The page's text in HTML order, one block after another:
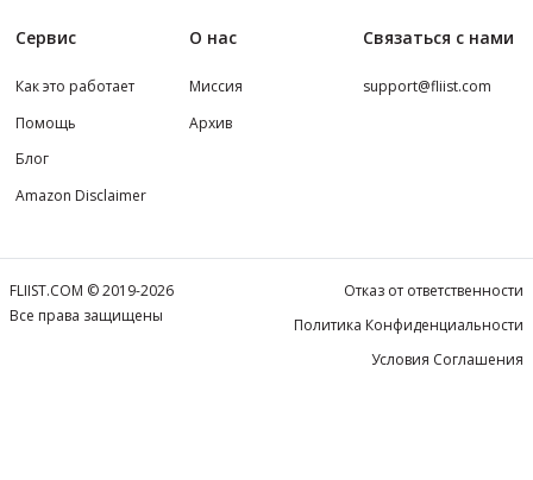
Сервис
Как это работает
Помощь
Блог
Amazon Disclaimer
О нас
Миссия
Архив
Связаться с нами
support@fliist.com
FLIIST.COM © 2019-2026
Все права защищены
Отказ от ответственности
Политика Конфиденциальности
Условия Соглашения